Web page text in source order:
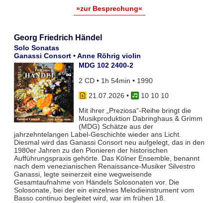
»zur Besprechung«
Georg Friedrich Händel
Solo Sonatas
Ganassi Consort • Anne Röhrig violin
MDG 102 2400-2
2 CD • 1h 54min • 1990
21.07.2026 •
10 10 10
Mit ihrer „Preziosa“-Reihe bringt die
Musikproduktion Dabringhaus & Grimm
(MDG) Schätze aus der
jahrzehntelangen Label-Geschichte wieder ans Licht.
Diesmal wird das Ganassi Consort neu aufgelegt, das in den
1980er Jahren zu den Pionieren der historischen
Aufführungspraxis gehörte. Das Kölner Ensemble, benannt
nach dem venezianischen Renaissance-Musiker Silvestro
Ganassi, legte seinerzeit eine wegweisende
Gesamtaufnahme von Händels Solosonaten vor. Die
Solosonate, bei der ein einzelnes Melodieinstrument vom
Basso continuo begleitet wird, war im frühen 18.